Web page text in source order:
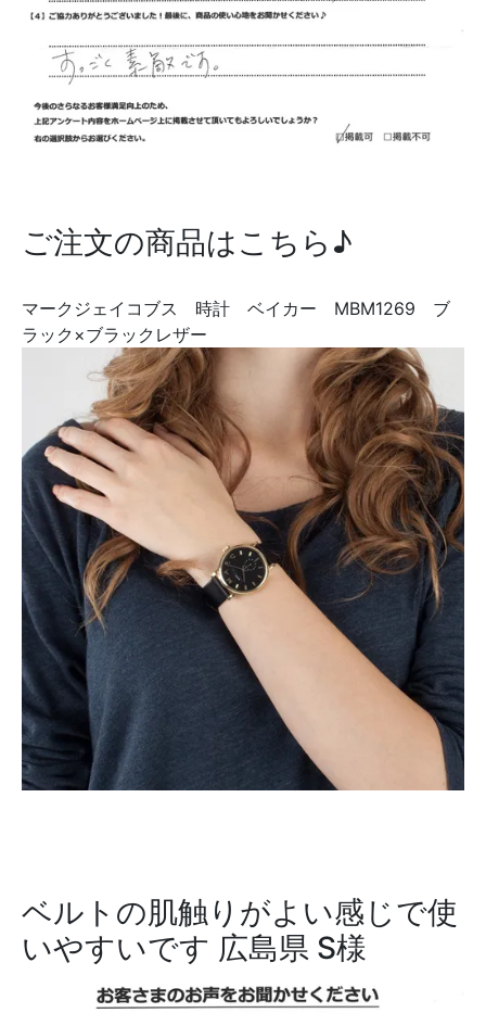
ご注文の商品はこちら♪
マークジェイコブス 時計 ベイカー MBM1269 ブ
ラック×ブラックレザー
ベルトの肌触りがよい感じで使
いやすいです 広島県 S様